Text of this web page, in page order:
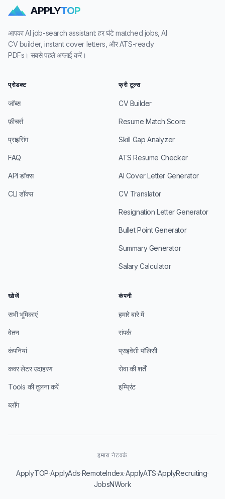
APPLYTOP
आपका AI job-search assistant: हर घंटे matched jobs, AI
CV builder, instant cover letters, और ATS-ready
PDFs। सबसे पहले अप्लाई करें।
प्रोडक्ट
जॉब्स
फ़ीचर्स
प्राइसिंग
FAQ
API डॉक्स
CLI डॉक्स
फ्री टूल्स
CV Builder
Resume Match Score
Skill Gap Analyzer
ATS Resume Checker
AI Cover Letter Generator
CV Translator
Resignation Letter Generator
Bullet Point Generator
Summary Generator
Salary Calculator
खोजें
सभी भूमिकाएं
वेतन
कंपनियां
कवर लेटर उदाहरण
Tools की तुलना करें
ब्लॉग
कंपनी
हमारे बारे में
संपर्क
प्राइवेसी पॉलिसी
सेवा की शर्तें
इम्प्रिंट
हमारा नेटवर्क
ApplyTOP·ApplyAds·RemoteIndex·ApplyATS·ApplyRecruiting·
JobsNWork